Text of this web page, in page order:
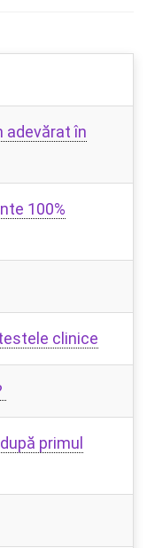
adevărat în
100%
clinice
primul